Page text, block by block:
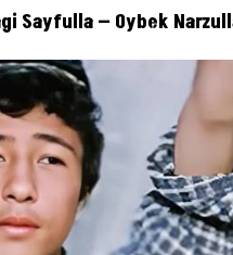
Sayfulla — Oybek